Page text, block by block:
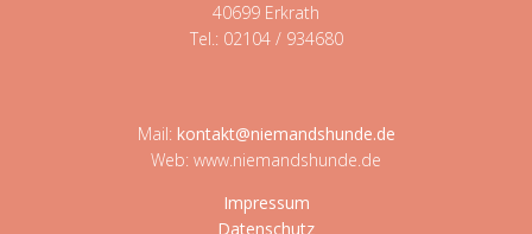
40699 Erkrath
Tel.: 02104 / 934680
Mail: kontakt@niemandshunde.de
Web: www.niemandshunde.de
Impressum
Datenschutz